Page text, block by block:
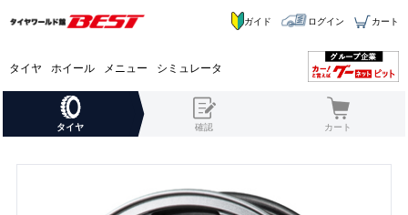
タイヤ ホイール メニュー シミュレータ
ガイド ログイン カート
タイヤ 確認 カート